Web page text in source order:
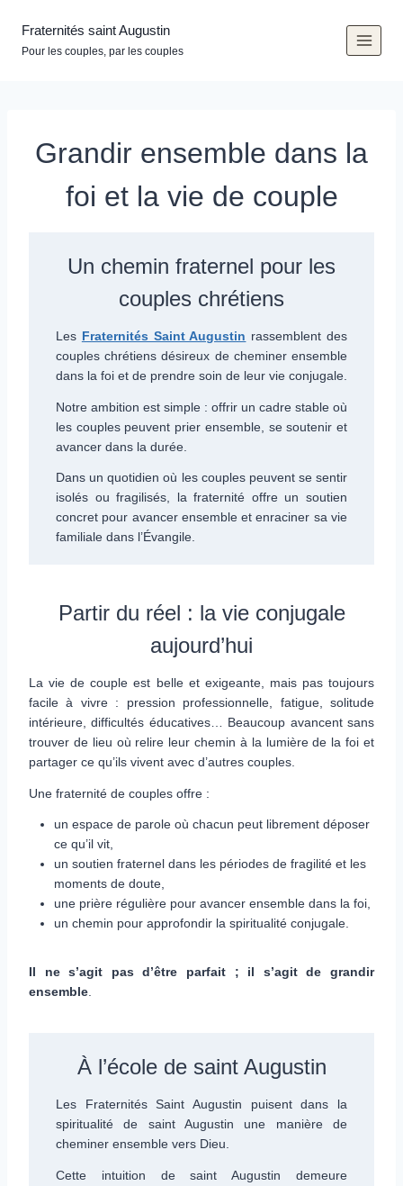
contenu
Fraternités saint Augustin
Pour les couples, par les couples
Grandir ensemble dans la
foi et la vie de couple
Un chemin fraternel pour les
couples chrétiens
Les Fraternités Saint Augustin rassemblent des
couples chrétiens désireux de cheminer ensemble
dans la foi et de prendre soin de leur vie conjugale.
Notre ambition est simple : offrir un cadre stable où
les couples peuvent prier ensemble, se soutenir et
avancer dans la durée.
Dans un quotidien où les couples peuvent se sentir
isolés ou fragilisés, la fraternité offre un soutien
concret pour avancer ensemble et enraciner sa vie
familiale dans l’Évangile.
Partir du réel : la vie conjugale
aujourd’hui
La vie de couple est belle et exigeante, mais pas toujours
facile à vivre : pression professionnelle, fatigue, solitude
intérieure, difficultés éducatives… Beaucoup avancent sans
trouver de lieu où relire leur chemin à la lumière de la foi et
partager ce qu’ils vivent avec d’autres couples.
Une fraternité de couples offre :
un espace de parole où chacun peut librement déposer
ce qu’il vit,
un soutien fraternel dans les périodes de fragilité et les
moments de doute,
une prière régulière pour avancer ensemble dans la foi,
un chemin pour approfondir la spiritualité conjugale.
Il ne s’agit pas d’être parfait ; il s’agit de grandir
ensemble.
À l’école de saint Augustin
Les Fraternités Saint Augustin puisent dans la
spiritualité de saint Augustin une manière de
cheminer ensemble vers Dieu.
Cette intuition de saint Augustin demeure